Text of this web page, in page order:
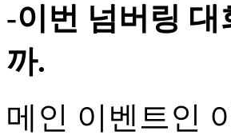
-이번 넘버링
까.
메인 이벤트인